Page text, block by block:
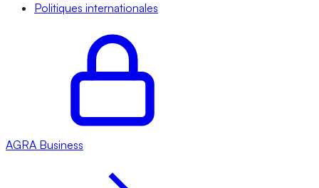
Politiques internationales
AGRA Business